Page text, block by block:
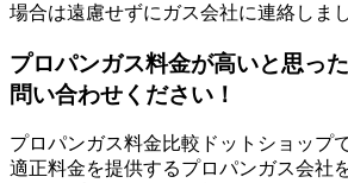
場合は遠慮せずにガス会社に連絡しま
プロパンガス料金が高いと思っ
問い合わせください！
プロパンガス料金比較ドットショップ
適正料金を提供するプロパンガス会社